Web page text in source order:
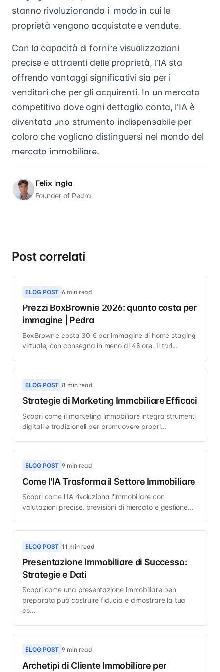
stanno rivoluzionando il modo in cui le
proprietà vengono acquistate e vendute.
Con la capacità di fornire visualizzazioni
precise e attraenti delle proprietà, l'IA sta
offrendo vantaggi significativi sia per i
venditori che per gli acquirenti. In un mercato
competitivo dove ogni dettaglio conta, l'IA è
diventata uno strumento indispensabile per
coloro che vogliono distinguersi nel mondo del
mercato immobiliare.
Felix Ingla
Founder of Pedra
Post correlati
BLOG POST 6 min read
Prezzi BoxBrownie 2026: quanto costa per
immagine | Pedra
BoxBrownie costa 30 € per immagine di home staging
virtuale, con consegna in meno di 48 ore. Il tari...
BLOG POST 8 min read
Strategie di Marketing Immobiliare Efficaci
Scopri come il marketing immobiliare integra strumenti
digitali e tradizionali per promuovere propri...
BLOG POST 9 min read
Come l'IA Trasforma il Settore Immobiliare
Scopri come l'IA rivoluziona l'immobiliare con
valutazioni precise, previsioni di mercato e gestione...
BLOG POST 11 min read
Presentazione Immobiliare di Successo:
Strategie e Dati
Scopri come una presentazione immobiliare ben
preparata può costruire fiducia e dimostrare la tua
co...
BLOG POST 9 min read
Archetipi di Cliente Immobiliare per